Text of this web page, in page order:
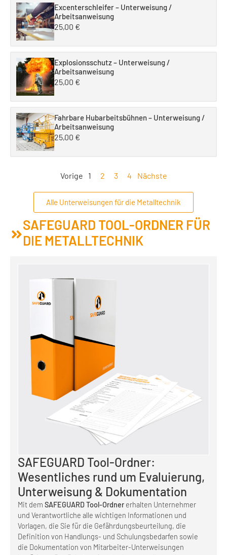
Excenterschleifer – Unterweisung /
Arbeitsanweisung
25,00 €
Explosionsschutz – Unterweisung /
Arbeitsanweisung
25,00 €
Fahrbare Hubarbeitsbühnen – Unterweisung /
Arbeitsanweisung
25,00 €
Vorige 1 2 3 4 Nächste
Alle Unterweisungen für die Metalltechnik
SAFEGUARD TOOL-ORDNER FÜR
DIE METALLTECHNIK
SAFEGUARD Tool-Ordner:
Wesentliches rund um Evaluierung,
Unterweisung & Dokumentation
Mit dem SAFEGUARD Tool-Ordner erhalten Unternehmer
und Verantwortliche alle wichtigen Informationen und
Vorlagen, die Sie für die Gefährdungsbeurteilung, die
Definition von Handlungs- und Schulungsbedarfen sowie
die Dokumentation von Mitarbeiter-Unterweisungen